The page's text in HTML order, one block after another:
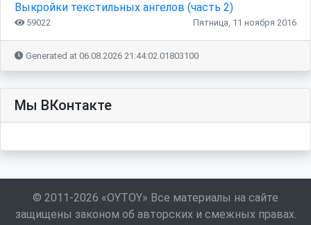
Выкройки текстильных ангелов (часть 2)
59022 Пятница, 11 ноября 2016
Generated at 06.08.2026 21:44:02.01803100
Мы ВКонтакте
© 2011-2026 «OYTOY» Все материалы на сайте
защищены законом об авторских и смежных правах.